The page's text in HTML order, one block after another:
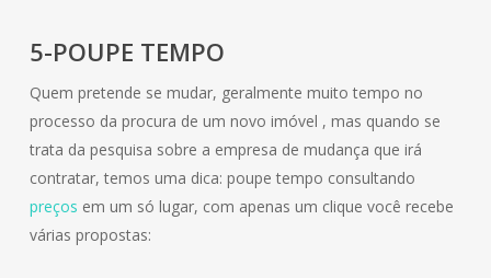
5-POUPE TEMPO
Quem pretende se mudar, geralmente muito tempo no
processo da procura de um novo imóvel , mas quando se
trata da pesquisa sobre a empresa de mudança que irá
contratar, temos uma dica: poupe tempo consultando
preços em um só lugar, com apenas um clique você recebe
várias propostas: